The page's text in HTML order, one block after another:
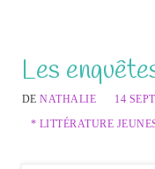
Les
DENATHALIE
14
* LITTÉRATURE